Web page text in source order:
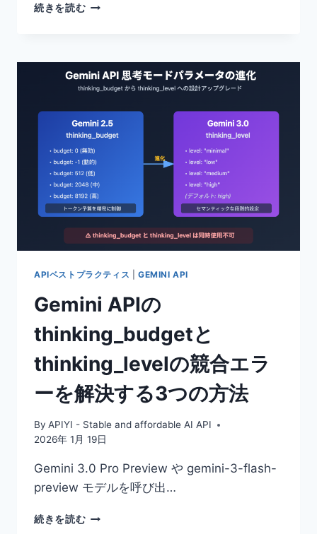
続きを読むGEMINI
像
認
識
度
が
ウ
ェ
ブ
版
よ
り
低
API
認
品
を
式
サ
イ
ト
み
引
上
APIベストプラクティス GEMINI API
Gemini APIの
thinking_budgetと
thinking_levelの競合エラ
ーを解決する3つの方法
By APIYI - Stable and affordable AI API
2026年 1月 19日
Gemini 3.0 Pro Preview や gemini-3-flash-
preview モデルを呼び出…
続きを読むGEMINI